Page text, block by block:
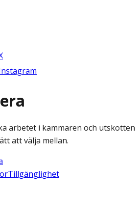
arbetet i kammaren och utskotten
att välja mellan.
Tillgänglighet